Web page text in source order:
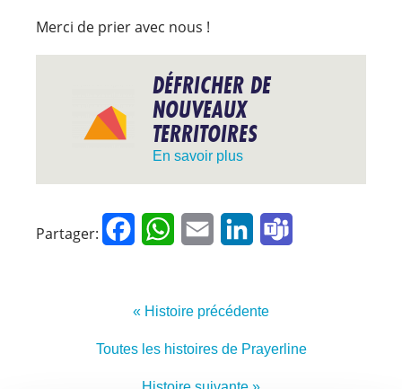
Merci de prier avec nous !
DÉFRICHER DE
NOUVEAUX
TERRITOIRES
En savoir plus
Partager: FacebookWhatsApp
Email LinkedIn
« Histoire précédente
Toutes les histoires de Prayerline